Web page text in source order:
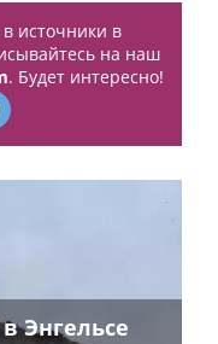
источники в
на наш
. Будет интересно!
Энгельсе